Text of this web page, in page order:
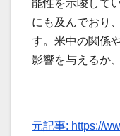
能性を示唆して
にも及んでおり
す。米中の関係
影響を与えるか
元記事: https://